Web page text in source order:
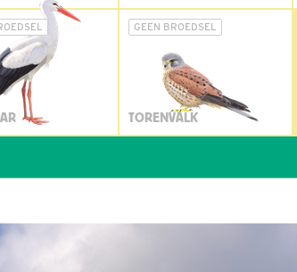
GEEN BROEDSEL
TORENVALK